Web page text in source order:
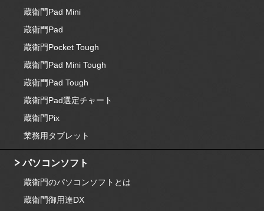
蔵衛門Pad Mini
蔵衛門Pad
蔵衛門Pocket Tough
蔵衛門Pad Mini Tough
蔵衛門Pad Tough
蔵衛門Pad選定チャート
蔵衛門Pix
業務用タブレット
パソコンソフト
蔵衛門のパソコンソフトとは
蔵衛門御用達DX